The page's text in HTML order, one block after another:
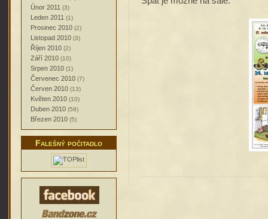
Únor 2011 (3)
Leden 2011 (1)
Prosinec 2010 (2)
Listopad 2010 (3)
Říjen 2010 (2)
Září 2010 (10)
Srpen 2010 (1)
Červenec 2010 (7)
Červen 2010 (13)
Květen 2010 (10)
Duben 2010 (59)
Březen 2010 (5)
Falešný počitadlo